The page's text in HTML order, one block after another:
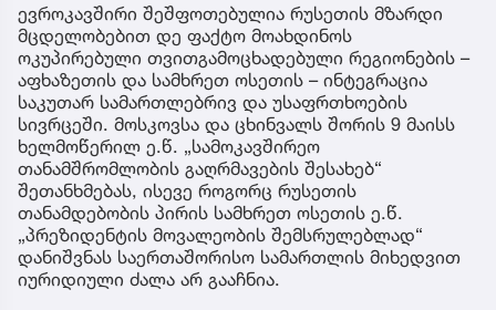
ევროკავშირი შეშფოთებულია რუსეთის მზარდი
მცდელობებით დე ფაქტო მოახდინოს
ოკუპირებული თვითგამოცხადებული რეგიონების –
აფხაზეთის და სამხრეთ ოსეთის – ინტეგრაცია
საკუთარ სამართლებრივ და უსაფრთხოების
სივრცეში. მოსკოვსა და ცხინვალს შორის 9 მაისს
ხელმოწერილ ე.წ. „სამოკავშირეო
თანამშრომლობის გაღრმავების შესახებ“
შეთანხმებას, ისევე როგორც რუსეთის
თანამდებობის პირის სამხრეთ ოსეთის ე.წ.
„პრეზიდენტის მოვალეობის შემსრულებლად“
დანიშვნას საერთაშორისო სამართლის მიხედვით
იურიდიული ძალა არ გააჩნია.